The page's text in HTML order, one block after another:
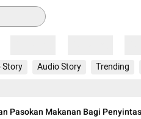
Story Audio Story Trending
Pasokan Makanan Bagi Penyintas